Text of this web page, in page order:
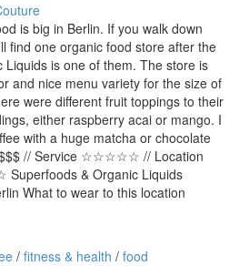
is big in Berlin. If you walk down
find one organic food store after the
Liquids is one of them. The store is
and nice menu variety for the size of
were different fruit toppings to their
either raspberry acai or mango. I
with a huge matcha or chocolate
// Service ☆☆☆☆☆ // Location
& Organic Liquids
What to wear to this location
/ fitness & health / food